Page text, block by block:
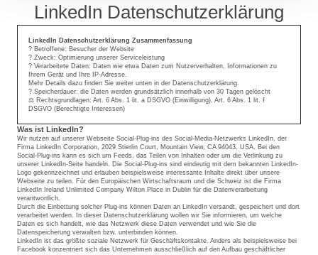
LinkedIn Datenschutzerklärung
LinkedIn Datenschutzerklärung Zusammenfassung
? Betroffene: Besucher der Website
? Zweck: Optimierung unserer Serviceleistung
? Verarbeitete Daten: Daten wie etwa Daten zum Nutzerverhalten, Informationen zu
Ihrem Gerät und Ihre IP-Adresse.
Mehr Details dazu finden Sie weiter unten in der Datenschutzerklärung.
? Speicherdauer: die Daten werden grundsätzlich innerhalb von 30 Tagen gelöscht
⚖️ Rechtsgrundlagen: Art. 6 Abs. 1 lit. a DSGVO (Einwilligung), Art. 6 Abs. 1 lit. f
DSGVO (Berechtigte Interessen)
Was ist LinkedIn?
Wir nutzen auf unserer Webseite Social-Plug-ins des Social-Media-Netzwerks LinkedIn, der
Firma LinkedIn Corporation, 2029 Stierlin Court, Mountain View, CA 94043, USA. Bei den
Social-Plug-ins kann es sich um Feeds, das Teilen von Inhalten oder um die Verlinkung zu
unserer LinkedIn-Seite handeln. Die Social-Plug-ins sind eindeutig mit dem bekannten LinkedIn-
Logo gekennzeichnet und erlauben beispielsweise interessante Inhalte direkt über unsere
Webseite zu teilen. Für den Europäischen Wirtschaftsraum und die Schweiz ist die Firma
LinkedIn Ireland Unlimited Company Wilton Place in Dublin für die Datenverarbeitung
verantwortlich.
Durch die Einbettung solcher Plug-ins können Daten an LinkedIn versandt, gespeichert und dort
verarbeitet werden. In dieser Datenschutzerklärung wollen wir Sie informieren, um welche
Daten es sich handelt, wie das Netzwerk diese Daten verwendet und wie Sie die
Datenspeicherung verwalten bzw. unterbinden können.
LinkedIn ist das größte soziale Netzwerk für Geschäftskontakte. Anders als beispielsweise bei
Facebook konzentriert sich das Unternehmen ausschließlich auf den Aufbau geschäftlicher